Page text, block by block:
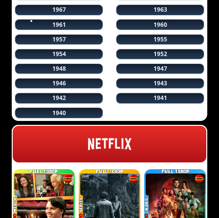
1967
1963
1961
1960
1957
1955
1954
1952
1948
1947
1946
1943
1942
1941
1940